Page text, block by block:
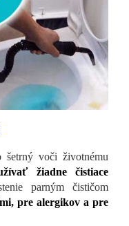
šetrný voči životnému
žiadne čistiace
parným čističom
pre alergikov a pre